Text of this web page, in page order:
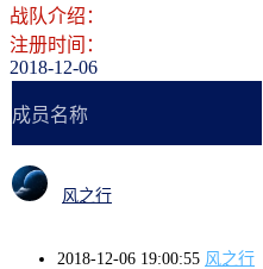
战队介绍：
注册时间：
2018-12-06
成员名称
风之行
2018-12-06 19:00:55 风之行